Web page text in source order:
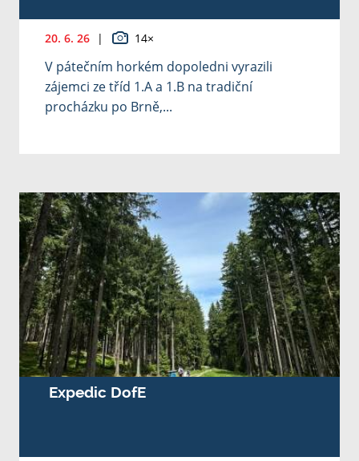
20. 6. 26 | 14×
V pátečním horkém dopoledni vyrazili
zájemci ze tříd 1.A a 1.B na tradiční
procházku po Brně,...
Expedic DofE